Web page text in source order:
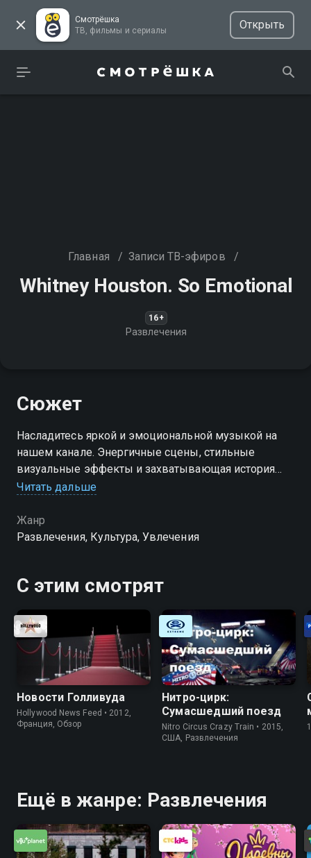
Смотрёшка
ТВ, фильмы и сериалы
Открыть
Главная / Записи ТВ-эфиров /
Whitney Houston. So Emotional
16+
Развлечения
Сюжет
Насладитесь яркой и эмоциональной музыкой на
нашем канале. Энергичные сцены, стильные
визуальные эффекты и захватывающая история
делают этот клип по-настоящему незабываемым
Читать дальше
Жанр
Развлечения, Культура, Увлечения
С этим смотрят
Новости Голливуда
Hollywood News Feed • 2012,
Франция, Обзор
Нитро-цирк:
Сумасшедший поезд
Nitro Circus Crazy Train • 2015,
США, Развлечения
Ещё в жанре: Развлечения